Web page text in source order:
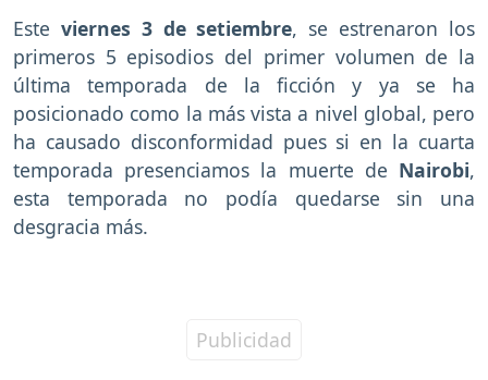
Este viernes 3 de setiembre, se estrenaron los
primeros 5 episodios del primer volumen de la
última temporada de la ficción y ya se ha
posicionado como la más vista a nivel global, pero
ha causado disconformidad pues si en la cuarta
temporada presenciamos la muerte de Nairobi,
esta temporada no podía quedarse sin una
desgracia más.